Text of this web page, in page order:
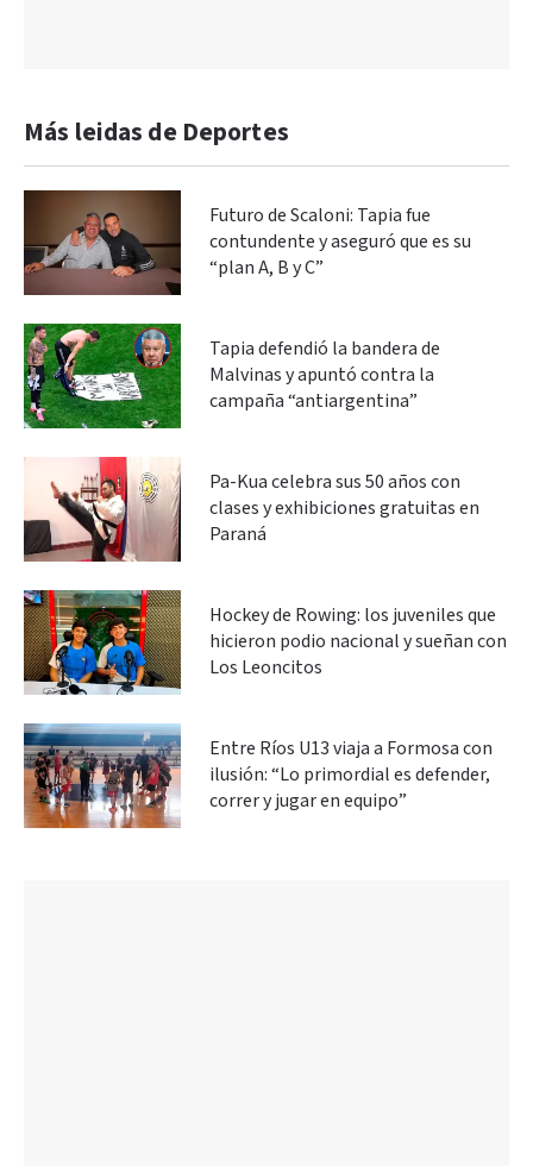
Más leidas de Deportes
Futuro de Scaloni: Tapia fue
contundente y aseguró que es su
“plan A, B y C”
Tapia defendió la bandera de
Malvinas y apuntó contra la
campaña “antiargentina”
Pa-Kua celebra sus 50 años con
clases y exhibiciones gratuitas en
Paraná
Hockey de Rowing: los juveniles que
hicieron podio nacional y sueñan con
Los Leoncitos
Entre Ríos U13 viaja a Formosa con
ilusión: “Lo primordial es defender,
correr y jugar en equipo”